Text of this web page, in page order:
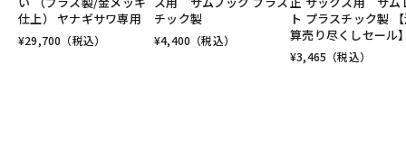
仕上） ヤナギサワ専用
¥29,700 （税込）
チック製
¥4,400 （税込）
ト プラスチック製
算売り尽くしセール
¥3,465 （税込）